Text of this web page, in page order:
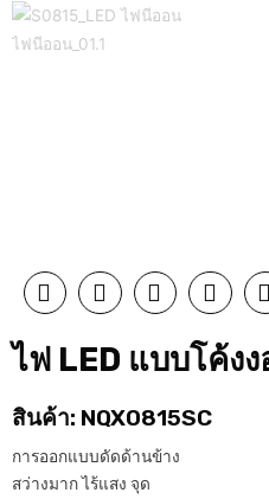
ไฟ LED แบบโค้ง
สินค้า: NQX0815SC
การออกแบบดัดด้านข้าง
สว่างมาก ไร้แสง จุด